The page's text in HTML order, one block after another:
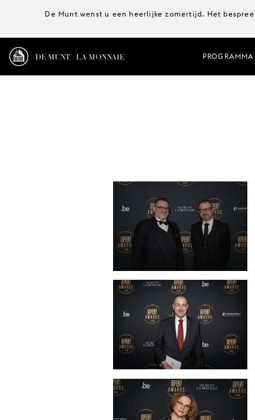
De Munt wenst u een heerlijke zomertijd. Het
DE MUNT / LA MONNAIE PROGRAMMA